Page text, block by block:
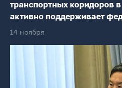
транспортных коридоров
активно поддерживает
14 ноября